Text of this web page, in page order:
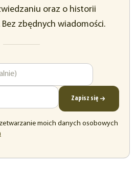
oraz o historii
Bez zbędnych wiadomości.
Zapisz się
moich danych osobowych